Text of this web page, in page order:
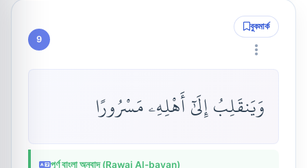
9
বুকমার্ক
وَيَنقَلِبُ إِلَىٰٓ أَهْلِهِۦ مَسْرُورًا
পূর্ণ বাংলা অনুবাদ (Rawai Al-bayan)